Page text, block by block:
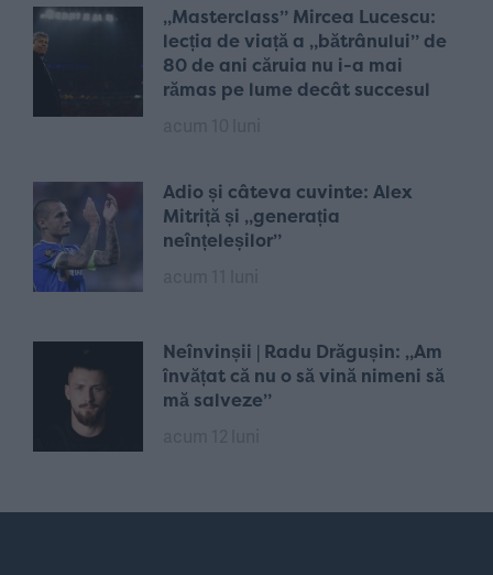
„Masterclass” Mircea Lucescu:
lecția de viață a „bătrânului” de
80 de ani căruia nu i-a mai
rămas pe lume decât succesul
Adio și câteva cuvinte: Alex
Mitriță și „generația
neînțeleșilor”
Neînvinșii | Radu Drăgușin: „Am
învățat că nu o să vină nimeni să
mă salveze”